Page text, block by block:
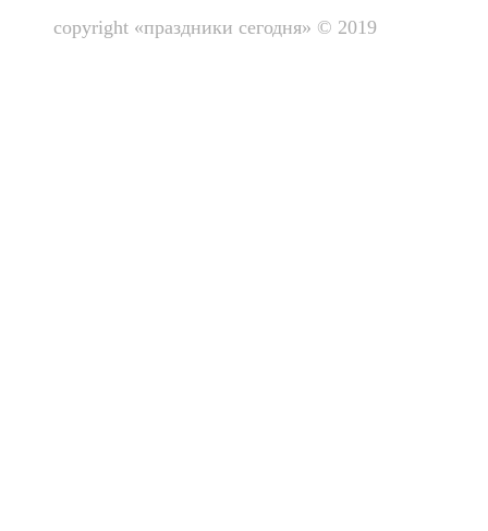
copyright «праздники сегодня» © 2019